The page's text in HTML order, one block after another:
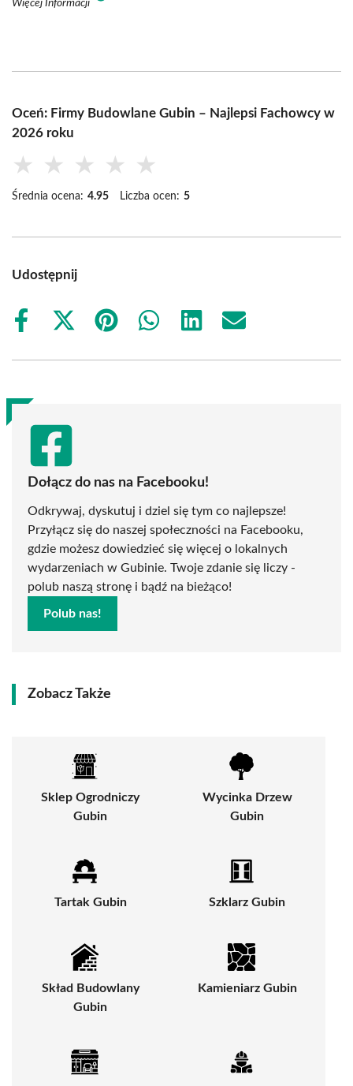
Więcej Informacji
Oceń: Firmy Budowlane Gubin – Najlepsi Fachowcy w
2026 roku
★ ★ ★ ★ ★
Średnia ocena: 4.95 Liczba ocen: 5
Udostępnij
Share
Share
(Twitter)
Share
Share
Share
Share
Dołącz do nas na Facebooku!
Odkrywaj, dyskutuj i dziel się tym co najlepsze!
Przyłącz się do naszej społeczności na Facebooku,
gdzie możesz dowiedzieć się więcej o lokalnych
wydarzeniach w Gubinie. Twoje zdanie się liczy -
polub naszą stronę i bądź na bieżąco!
Polub nas!
Zobacz Także
Sklep Ogrodniczy
Gubin
Wycinka Drzew
Gubin
Tartak Gubin Szklarz Gubin
Skład Budowlany
Gubin
Kamieniarz Gubin